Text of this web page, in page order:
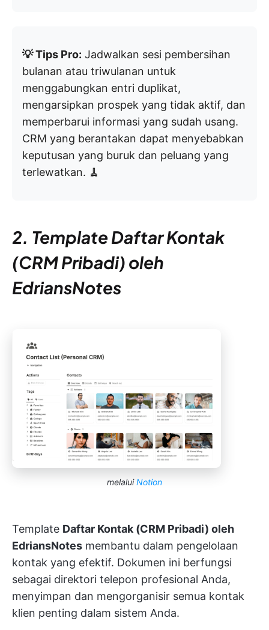
💡 Tips Pro: Jadwalkan sesi pembersihan
bulanan atau triwulanan untuk
menggabungkan entri duplikat,
mengarsipkan prospek yang tidak aktif, dan
memperbarui informasi yang sudah usang.
CRM yang berantakan dapat menyebabkan
keputusan yang buruk dan peluang yang
terlewatkan. 🧹
2. Template Daftar Kontak
(CRM Pribadi) oleh
EdriansNotes
melaluiNotion
Template Daftar Kontak (CRM Pribadi) oleh
EdriansNotes membantu dalam pengelolaan
kontak yang efektif. Dokumen ini berfungsi
sebagai direktori telepon profesional Anda,
menyimpan dan mengorganisir semua kontak
klien penting dalam sistem Anda.